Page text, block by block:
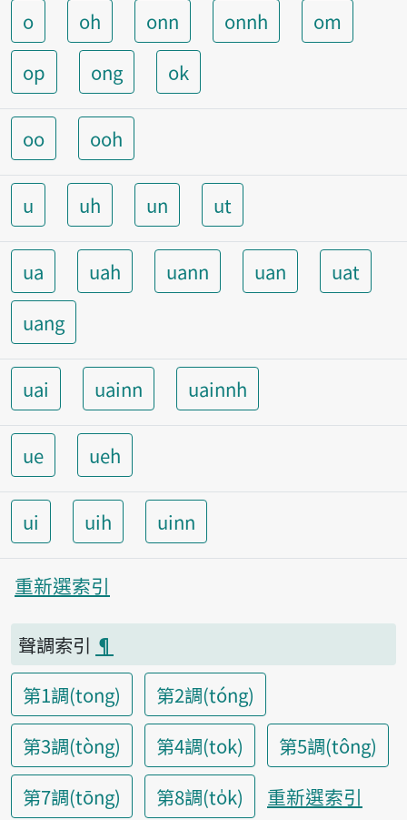
o oh onn onnh
om
op
ong ok
oo ooh
u uh un ut
ua uah uann uan
uat
uang
uai uainn uainnh
ue ueh
ui uih uinn
重新選索引
聲調索引 ¶
第1調(tong)
第2調(tóng)
第3調(tòng)
第4調(tok)
第5調(tông)
第7調(tōng)
第8調(to̍k) 重新選索引